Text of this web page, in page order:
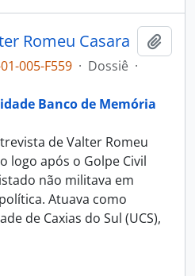
Romeu Casara
005-F559 · Dossiê ·
Banco de Memória
de Valter Romeu
logo após o Golpe Civil
não militava em
Atuava como
de Caxias do Sul (UCS),